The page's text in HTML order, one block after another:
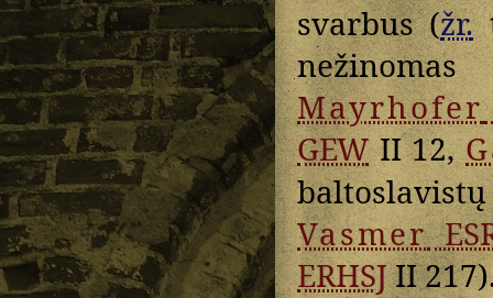
svarbus (žr.
Mayrhofer
GEWII 12,
Vasmer
ERHSJII